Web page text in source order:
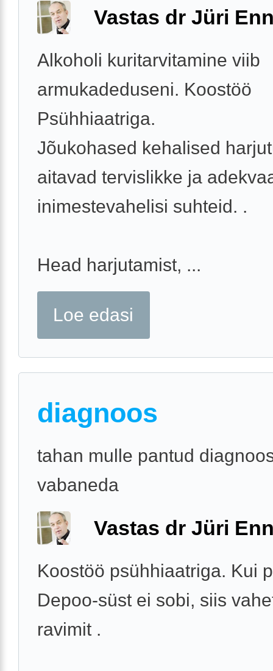
Vastas dr Jüri
Alkoholi kuritarvitamine viib
armukadeduseni. Koostöö
Psühhiaatriga.
Jõukohased kehalised
aitavad tervislikke ja
inimestevahelisi suhteid. .
Head harjutamist, ...
Loe edasi
diagnoos
tahan mulle pantud
vabaneda
Vastas dr Jüri
Koostöö psühhiaatriga. Kui
Depoo-süst ei sobi, siis
ravimit .